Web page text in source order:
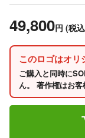
49,800円 (税
このロゴはオリ
ご購入と同時に
ん。 著作権はお客